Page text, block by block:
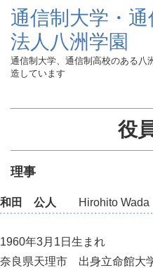
通信制大学・
法人八洲学園
通信制大学、通信制高校のある八
造しています
役
理事
和田 公人 Hirohito Wada
1960年3月1日生まれ
奈良県天理市 出身立命館大